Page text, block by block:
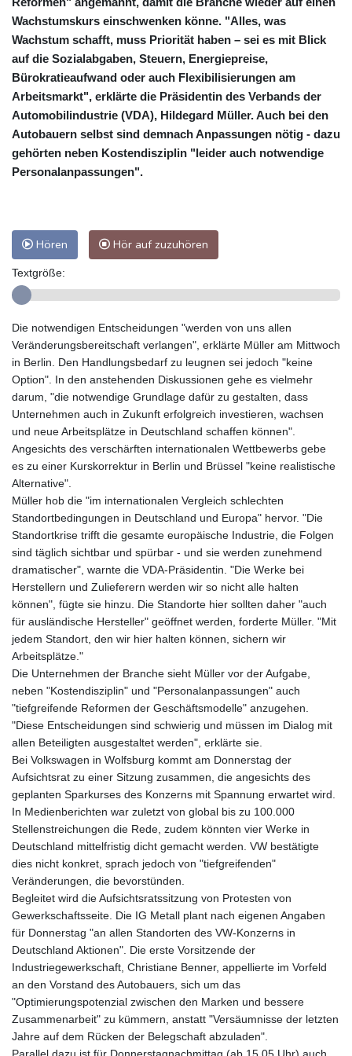
Wachstumskurs einschwenken könne. "Alles, was
Wachstum schafft, muss Priorität haben – sei es mit Blick
auf die Sozialabgaben, Steuern, Energiepreise,
Bürokratieaufwand oder auch Flexibilisierungen am
Arbeitsmarkt", erklärte die Präsidentin des Verbands der
Automobilindustrie (VDA), Hildegard Müller. Auch bei den
Autobauern selbst sind demnach Anpassungen nötig - dazu
gehörten neben Kostendisziplin "leider auch notwendige
Personalanpassungen".
Hören Hör auf zuzuhören
Textgröße:
Die notwendigen Entscheidungen "werden von uns allen
Veränderungsbereitschaft verlangen", erklärte Müller am Mittwoch
in Berlin. Den Handlungsbedarf zu leugnen sei jedoch "keine
Option". In den anstehenden Diskussionen gehe es vielmehr
darum, "die notwendige Grundlage dafür zu gestalten, dass
Unternehmen auch in Zukunft erfolgreich investieren, wachsen
und neue Arbeitsplätze in Deutschland schaffen können".
Angesichts des verschärften internationalen Wettbewerbs gebe
es zu einer Kurskorrektur in Berlin und Brüssel "keine realistische
Alternative".
Müller hob die "im internationalen Vergleich schlechten
Standortbedingungen in Deutschland und Europa" hervor. "Die
Standortkrise trifft die gesamte europäische Industrie, die Folgen
sind täglich sichtbar und spürbar - und sie werden zunehmend
dramatischer", warnte die VDA-Präsidentin. "Die Werke bei
Herstellern und Zulieferern werden wir so nicht alle halten
können", fügte sie hinzu. Die Standorte hier sollten daher "auch
für ausländische Hersteller" geöffnet werden, forderte Müller. "Mit
jedem Standort, den wir hier halten können, sichern wir
Arbeitsplätze."
Die Unternehmen der Branche sieht Müller vor der Aufgabe,
neben "Kostendisziplin" und "Personalanpassungen" auch
"tiefgreifende Reformen der Geschäftsmodelle" anzugehen.
"Diese Entscheidungen sind schwierig und müssen im Dialog mit
allen Beteiligten ausgestaltet werden", erklärte sie.
Bei Volkswagen in Wolfsburg kommt am Donnerstag der
Aufsichtsrat zu einer Sitzung zusammen, die angesichts des
geplanten Sparkurses des Konzerns mit Spannung erwartet wird.
In Medienberichten war zuletzt von global bis zu 100.000
Stellenstreichungen die Rede, zudem könnten vier Werke in
Deutschland mittelfristig dicht gemacht werden. VW bestätigte
dies nicht konkret, sprach jedoch von "tiefgreifenden"
Veränderungen, die bevorstünden.
Begleitet wird die Aufsichtsratssitzung von Protesten von
Gewerkschaftsseite. Die IG Metall plant nach eigenen Angaben
für Donnerstag "an allen Standorten des VW-Konzerns in
Deutschland Aktionen". Die erste Vorsitzende der
Industriegewerkschaft, Christiane Benner, appellierte im Vorfeld
an den Vorstand des Autobauers, sich um das
"Optimierungspotenzial zwischen den Marken und bessere
Zusammenarbeit" zu kümmern, anstatt "Versäumnisse der letzten
Jahre auf dem Rücken der Belegschaft abzuladen".